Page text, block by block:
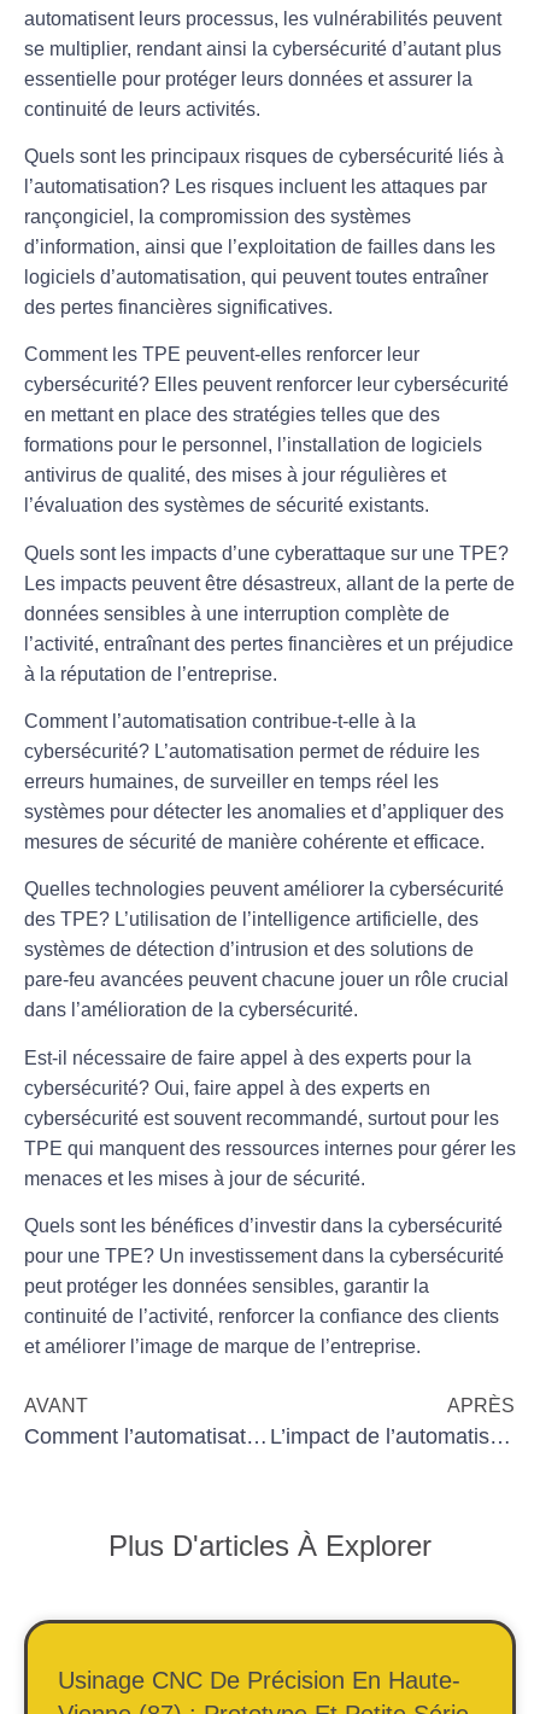
automatisent leurs processus, les vulnérabilités peuvent
se multiplier, rendant ainsi la cybersécurité d’autant plus
essentielle pour protéger leurs données et assurer la
continuité de leurs activités.
Quels sont les principaux risques de cybersécurité liés à
l’automatisation? Les risques incluent les attaques par
rançongiciel, la compromission des systèmes
d’information, ainsi que l’exploitation de failles dans les
logiciels d’automatisation, qui peuvent toutes entraîner
des pertes financières significatives.
Comment les TPE peuvent-elles renforcer leur
cybersécurité? Elles peuvent renforcer leur cybersécurité
en mettant en place des stratégies telles que des
formations pour le personnel, l’installation de logiciels
antivirus de qualité, des mises à jour régulières et
l’évaluation des systèmes de sécurité existants.
Quels sont les impacts d’une cyberattaque sur une TPE?
Les impacts peuvent être désastreux, allant de la perte de
données sensibles à une interruption complète de
l’activité, entraînant des pertes financières et un préjudice
à la réputation de l’entreprise.
Comment l’automatisation contribue-t-elle à la
cybersécurité? L’automatisation permet de réduire les
erreurs humaines, de surveiller en temps réel les
systèmes pour détecter les anomalies et d’appliquer des
mesures de sécurité de manière cohérente et efficace.
Quelles technologies peuvent améliorer la cybersécurité
des TPE? L’utilisation de l’intelligence artificielle, des
systèmes de détection d’intrusion et des solutions de
pare-feu avancées peuvent chacune jouer un rôle crucial
dans l’amélioration de la cybersécurité.
Est-il nécessaire de faire appel à des experts pour la
cybersécurité? Oui, faire appel à des experts en
cybersécurité est souvent recommandé, surtout pour les
TPE qui manquent des ressources internes pour gérer les
menaces et les mises à jour de sécurité.
Quels sont les bénéfices d’investir dans la cybersécurité
pour une TPE? Un investissement dans la cybersécurité
peut protéger les données sensibles, garantir la
continuité de l’activité, renforcer la confiance des clients
et améliorer l’image de marque de l’entreprise.
AVANT
Comment l’automatisation soutient la croissance des entreprises
APRÈS
L’impact de l’automatisation sur la satisfaction des employés
Plus D'articles À Explorer
Usinage CNC De Précision En Haute-